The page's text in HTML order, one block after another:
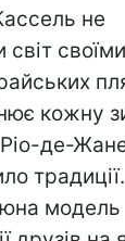
не
своїми
кожну
де-
традиції.
модель